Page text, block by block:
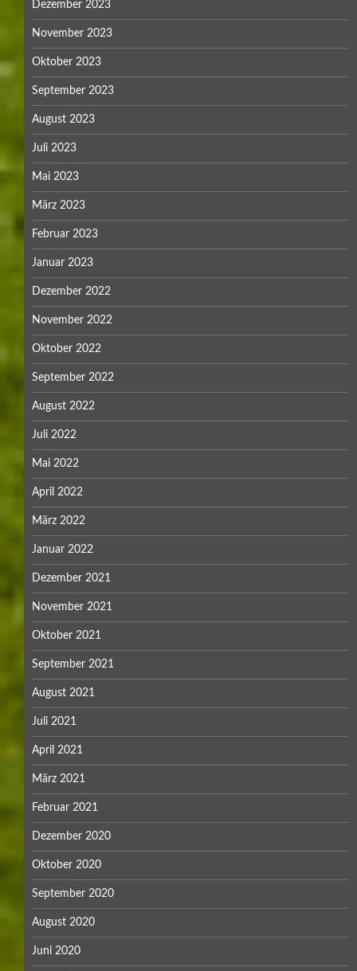
Dezember 2023
November 2023
Oktober 2023
September 2023
August 2023
Juli 2023
Mai 2023
März 2023
Februar 2023
Januar 2023
Dezember 2022
November 2022
Oktober 2022
September 2022
August 2022
Juli 2022
Mai 2022
April 2022
März 2022
Januar 2022
Dezember 2021
November 2021
Oktober 2021
September 2021
August 2021
Juli 2021
April 2021
März 2021
Februar 2021
Dezember 2020
Oktober 2020
September 2020
August 2020
Juni 2020